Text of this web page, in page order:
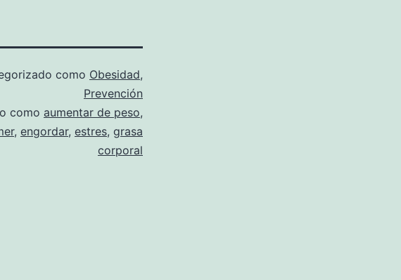
como Obesidad,
Prevención
como aumentar de peso,
, engordar, estres, grasa
corporal